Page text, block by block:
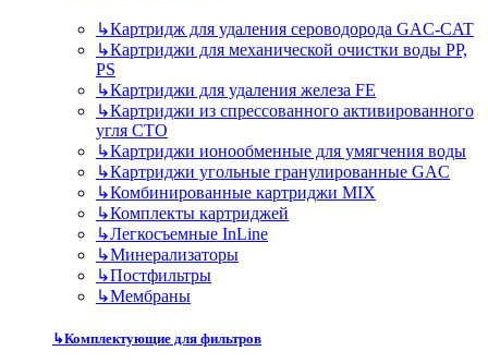
↳Картридж для удаления сероводорода GAC-CAT
↳Картриджи для механической очистки воды PP,
PS
↳Картриджи для удаления железа FE
↳Картриджи из спрессованного активированного
угля CTO
↳Картриджи ионообменные для умягчения воды
↳Картриджи угольные гранулированные GAC
↳Комбинированные картриджи MIX
↳Комплекты картриджей
↳Легкосъемные InLine
↳Минерализаторы
↳Постфильтры
↳Мембраны
↳Комплектующие для фильтров